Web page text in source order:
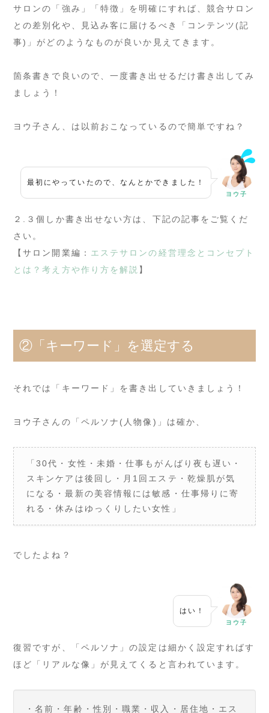
サロンの「強み」「特徴」を明確にすれば、競合サロン
との差別化や、見込み客に届けるべき「コンテンツ(記
事)」がどのようなものが良いか見えてきます。
箇条書きで良いので、一度書き出せるだけ書き出してみ
ましょう！
ヨウ子さん、は以前おこなっているので簡単ですね？
最初にやっていたので、なんとかできました！
ヨウ子
２.３個しか書き出せない方は、下記の記事をご覧くだ
さい。
【サロン開業編： エステサロンの経営理念とコンセプト
とは？考え方や作り方を解説 】
②「キーワード」を選定する
それでは「キーワード」を書き出していきましょう！
ヨウ子さんの「ペルソナ(人物像)」は確か、
「30代・女性・未婚・仕事もがんばり夜も遅い・
スキンケアは後回し・月1回エステ・乾燥肌が気
になる・最新の美容情報には敏感・仕事帰りに寄
れる・休みはゆっくりしたい女性」
でしたよね？
はい！
ヨウ子
復習ですが、「ペルソナ」の設定は細かく設定すればす
ほど「リアルな像」が見えてくると言われています。
・名前・年齢・性別・職業・収入・居住地・エス